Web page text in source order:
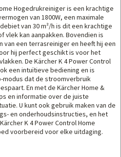
Hogedrukreiniger is een krachtige
van 1800W, een maximale
van 30 m²/h is dit een krachtige
vlek kan aanpakken. Bovendien is
een terrasreiniger en heeft hij een
hij perfect geschikt is voor het
De Kärcher K 4 Power Control
een intuïtieve bediening en is
modus dat de stroomverbruik
En met de Kärcher Home &
en informatie over de juiste
U kunt ook gebruik maken van de
en onderhoudsinstructies, en het
K 4 Power Control Home
voorbereid voor elke uitdaging.